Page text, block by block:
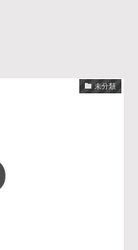
未分類